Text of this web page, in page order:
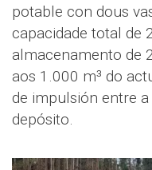
potable con dous
capacidade total de
almacenamento de
aos 1.000 m³ do
de impulsión entre
depósito.